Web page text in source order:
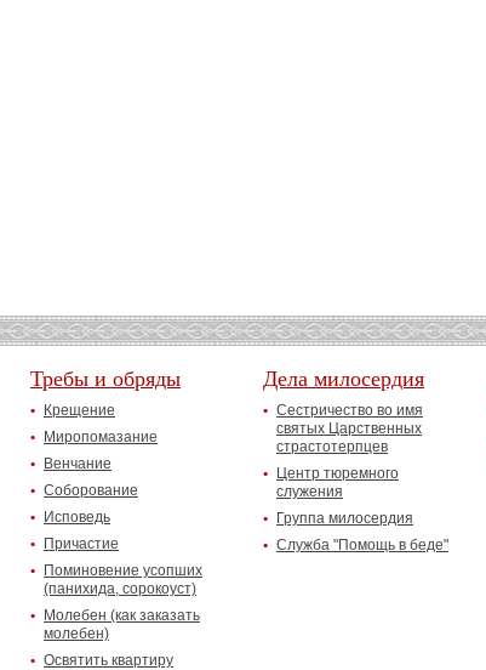
Требы и обряды
Крещение
Миропомазание
Венчание
Соборование
Исповедь
Причастие
Поминовение усопших
(панихида, сорокоуст)
Молебен (как заказать
молебен)
Освятить квартиру
Дела милосердия
Сестричество во имя
святых Царственных
страстотерпцев
Центр тюремного
служения
Группа милосердия
Служба "Помощь в беде"